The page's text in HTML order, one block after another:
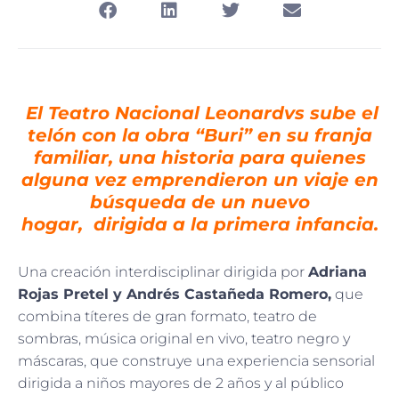
El Teatro Nacional Leonardvs sube el
telón con la obra “Buri” en su franja
familiar, una historia para quienes
alguna vez emprendieron un viaje en
búsqueda de un nuevo
hogar, dirigida a la primera infancia.
Una creación interdisciplinar dirigida por Adriana
Rojas Pretel y Andrés Castañeda Romero, que
combina títeres de gran formato, teatro de
sombras, música original en vivo, teatro negro y
máscaras, que construye una experiencia sensorial
dirigida a niños mayores de 2 años y al público